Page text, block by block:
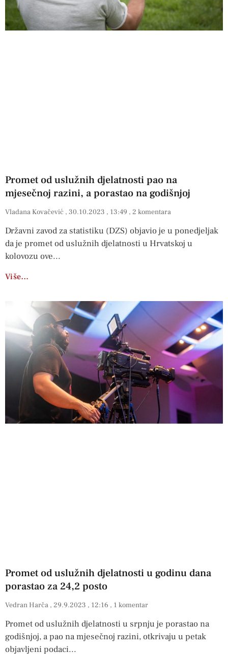
Promet od uslužnih djelatnosti pao na
mjesečnoj razini, a porastao na godišnjoj
Vladana Kovačević 30.10.2023 13:49 2 komentara
Državni zavod za statistiku (DZS) objavio je u ponedjeljak
da je promet od uslužnih djelatnosti u Hrvatskoj u
kolovozu ove
Više…
Promet od uslužnih djelatnosti u godinu dana
porastao za 24,2 posto
Vedran Harča 29.9.2023 12:16 1 komentar
Promet od uslužnih djelatnosti u srpnju je porastao na
godišnjoj, a pao na mjesečnoj razini, otkrivaju u petak
objavljeni podaci